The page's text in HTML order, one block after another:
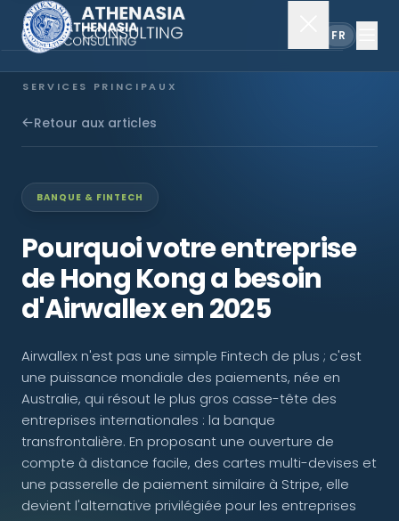
FR
SERVICES PRINCIPAUX
Constitution de société
EXPLORER
Actualités
NOUS SUIVRE
Retour aux articles
BANQUE & FINTECH
Pourquoi votre entreprise
de Hong Kong a besoin
d'Airwallex en 2025
Airwallex n'est pas une simple Fintech de plus ; c'est
une puissance mondiale des paiements, née en
Australie, qui résout le plus gros casse-tête des
entreprises internationales : la banque
transfrontalière. En proposant une ouverture de
compte à distance facile, des cartes multi-devises et
une passerelle de paiement similaire à Stripe, elle
devient l'alternative privilégiée pour les entreprises